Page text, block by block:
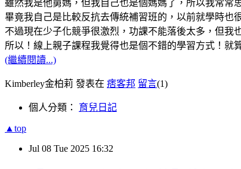
雖然我是他舅媽，但我自己也是個媽媽了，所以我常常
畢竟我自己是比較反抗去傳統補習班的，以前就學時也
不過現在少子化競爭很激烈，功課不能落後太多，但我
所以！線上親子課程我覺得也是個不錯的學習方式！就
(繼續閱讀...)
Kimberley金柏莉 發表在 痞客邦 留言(1)
個人分類： 育兒日記
▲top
Jul 08 Tue 2025 16:32